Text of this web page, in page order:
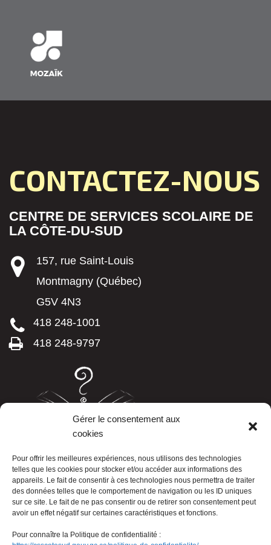
Gérer le consentement aux
cookies
Pour offrir les meilleures expériences, nous utilisons des technologies
telles que les cookies pour stocker et/ou accéder aux informations des
appareils. Le fait de consentir à ces technologies nous permettra de traiter
des données telles que le comportement de navigation ou les ID uniques
sur ce site. Le fait de ne pas consentir ou de retirer son consentement peut
avoir un effet négatif sur certaines caractéristiques et fonctions.
Pour connaître la Politique de confidentialité :
CONTACTEZ-NOUS
CENTRE DE SERVICES SCOLAIRE DE
LA CÔTE-DU-SUD
157, rue Saint-Louis
Montmagny (Québec)
G5V 4N3
418 248-1001
418 248-9797
LISTE TÉLÉPHONIQUE